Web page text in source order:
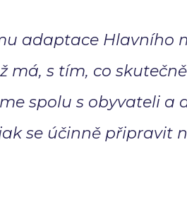
adaptace Hlavního
má, s tím, co
spolu s obyvateli a
se účinně připravit